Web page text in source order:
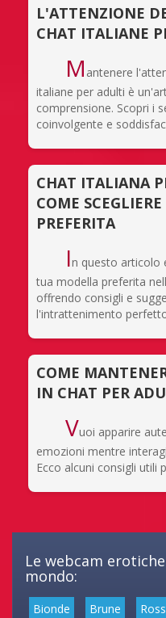
L'ATTENZIONE
CHAT ITALIANE
M antenere
italiane per adulti è
comprensione. Scopri i
coinvolgente e
CHAT ITALIANA
COME
PREFERITA
In questo articolo
tua modella preferita
offrendo consigli e
l'intrattenimento
COME
IN CHAT PER
Vuoi apparire
emozioni mentre
Ecco alcuni consigli utili
Le webcam
mondo:
Bionde Brune